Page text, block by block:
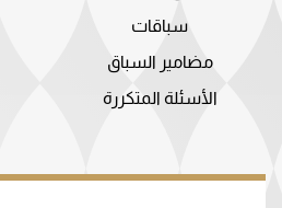
سباقات
مضامير السباق
الأسئلة المتكررة